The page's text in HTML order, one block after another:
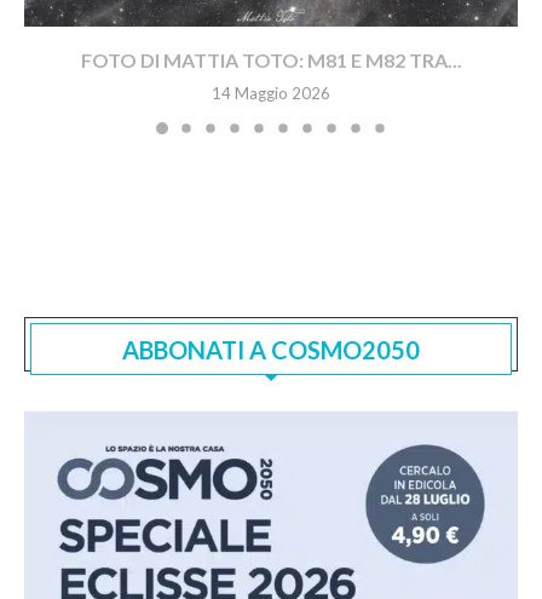
FOTO DI MATTIA TOTO: M81 E M82 TRA...
14 Maggio 2026
ABBONATI A COSMO2050